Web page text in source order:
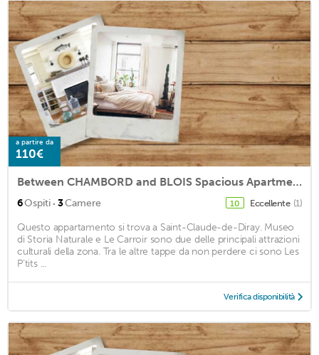
a partire da
110€
Between CHAMBORD and BLOIS Spacious Apartment of 125m2
6Ospiti · 3Camere 10 Eccellente (1)
Questo appartamento si trova a Saint-Claude-de-Diray. Museo
di Storia Naturale e Le Carroir sono due delle principali attrazioni
culturali della zona. Tra le altre tappe da non perdere ci sono Les
P’tits ...
Verifica disponibilità